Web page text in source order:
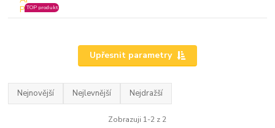
TOP produkt
Upřesnit parametry
Nejnovější Nejlevnější Nejdražší
Zobrazuji 1-2 z 2